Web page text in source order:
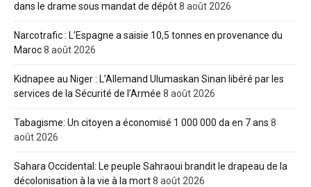
dans le drame sous mandat de dépôt8 août 2026
Narcotrafic : L’Espagne a saisie 10,5 tonnes en provenance du
Maroc8 août 2026
Kidnapee au Niger : L’Allemand Ulumaskan Sinan libéré par les
services de la Sécurité de l’Armée 8 août 2026
Tabagisme: Un citoyen a économisé 1 000 000 da en 7 ans 8
août 2026
Sahara Occidental: Le peuple Sahraoui brandit le drapeau de la
décolonisation à la vie à la mort8 août 2026